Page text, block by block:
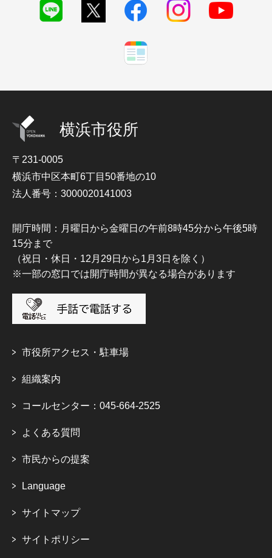
横浜市役所
〒231-0005
横浜市中区本町6丁目50番地の10
法人番号：3000020141003
開庁時間：月曜日から金曜日の午前8時45分から午後5時
15分まで
（祝日・休日・12月29日から1月3日を除く）
※一部の窓口では開庁時間が異なる場合があります
市役所アクセス・駐車場
組織案内
コールセンター：045-664-2525
よくある質問
市民からの提案
Language
サイトマップ
サイトポリシー